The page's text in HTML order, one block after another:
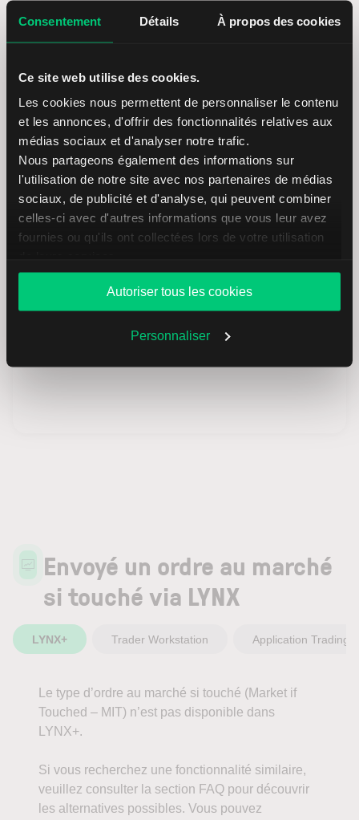
Consentement Détails À propos des cookies
Ce site web utilise des cookies.
Les cookies nous permettent de personnaliser le contenu
et les annonces, d'offrir des fonctionnalités relatives aux
médias sociaux et d'analyser notre trafic.
Nous partageons également des informations sur
l'utilisation de notre site avec nos partenaires de médias
sociaux, de publicité et d'analyse, qui peuvent combiner
celles-ci avec d'autres informations que vous leur avez
fournies ou qu'ils ont collectées lors de votre utilisation
Autoriser tous les cookies
Personnaliser
Utilisation de la liquidité disponible
Sur les marchés liquides, ce type d’ordre peut
offrir une exécution rapide et fiable, souvent à
des prix proches du niveau de
déclenchement.
de déclenchement, l’ordre peut être exécuté
peut se traduire par des coûts de transaction
Envoyé un ordre au marché
si touché via LYNX
LYNX+ Trader Workstation Application Trading
Le type d’ordre au marché si touché (Market if
Touched – MIT) n’est pas disponible dans
LYNX+.
Si vous recherchez une fonctionnalité similaire,
veuillez consulter la section FAQ pour découvrir
les alternatives possibles. Vous pouvez